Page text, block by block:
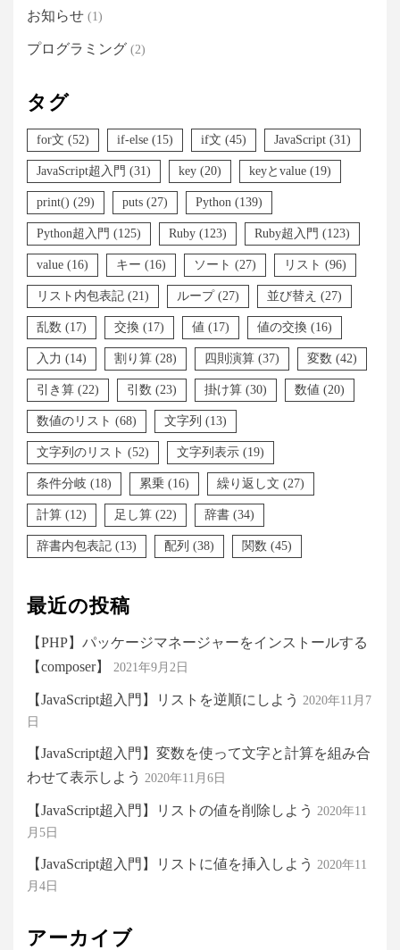
お知らせ (1)
プログラミング (2)
タグ
for文 (52) if-else (15) if文 (45) JavaScript (31)
JavaScript超入門 (31) key (20) keyとvalue (19)
print() (29) puts (27) Python (139)
Python超入門 (125) Ruby (123) Ruby超入門 (123)
value (16) キー (16) ソート (27) リスト (96)
リスト内包表記 (21) ループ(27) 並び替え (27)
乱数 (17) 交換 (17) 値 (17) 値の交換 (16)
入力 (14) 割り算 (28) 四則演算 (37) 変数 (42)
引き算 (22) 引数 (23) 掛け算 (30) 数値 (20)
数値のリスト (68) 文字列 (13)
文字列のリスト (52) 文字列表示 (19)
条件分岐 (18) 累乗 (16) 繰り返し文 (27)
計算 (12) 足し算 (22) 辞書 (34)
辞書内包表記 (13) 配列 (38) 関数 (45)
最近の投稿
【PHP】パッケージマネージャーをインストールする
【composer】
2021年9月2日
【JavaScript超入門】リストを逆順にしよう 2020年11月7
日
【JavaScript超入門】変数を使って文字と計算を組み合
わせて表示しよう 2020年11月6日
【JavaScript超入門】リストの値を削除しよう 2020年11
月5日
【JavaScript超入門】リストに値を挿入しよう 2020年11
月4日
アーカイブ